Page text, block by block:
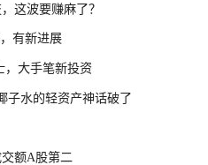
这波要赚麻了？
有新进展
，大手笔新投资
子水的轻资产神话破了
额A股第二